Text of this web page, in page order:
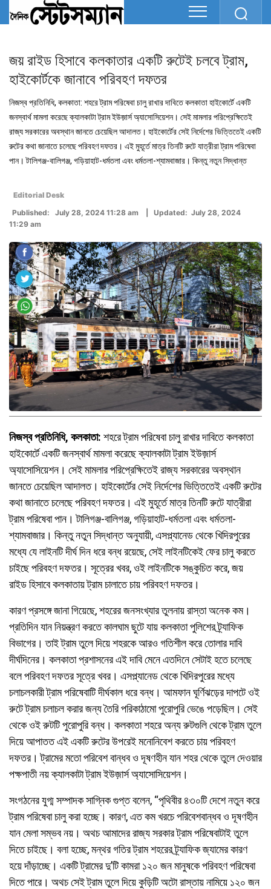
জয় রাইড হিসাবে কলকাতার একটি রুটেই চলবে ট্রাম,
হাইকোর্টকে জানাবে পরিবহণ দফতর
নিজস্ব প্রতিনিধি, কলকাতা: শহরে ট্রাম পরিষেবা চালু রাখার দাবিতে কলকাতা হাইকোর্টে একটি
জনস্বার্থ মামলা করেছে ক্যালকাটা ট্রাম ইউজ়ার্স অ্যাসোসিয়েশন। সেই মামলার পরিপ্রেক্ষিতেই
রাজ্য সরকারের অবস্থান জানতে চেয়েছিল আদালত। হাইকোর্টের সেই নির্দেশের ভিত্তিতেই একটি
রুটের কথা জানাতে চলেছে পরিবহণ দফতর। এই মুহূর্তে মাত্র তিনটি রুটে যাত্রীরা ট্রাম পরিষেবা
পান। টালিগঞ্জ-বালিগঞ্জ, গড়িয়াহাট-ধর্মতলা এবং ধর্মতলা-শ্যামবাজার। কিন্তু নতুন সিদ্ধান্ত
Editorial Desk
Published: July 28, 2024 11:28 am | Updated: July 28, 2024
11:29 am
নিজস্ব প্রতিনিধি, কলকাতা: শহরে ট্রাম পরিষেবা চালু রাখার দাবিতে কলকাতা
হাইকোর্টে একটি জনস্বার্থ মামলা করেছে ক্যালকাটা ট্রাম ইউজ়ার্স
অ্যাসোসিয়েশন। সেই মামলার পরিপ্রেক্ষিতেই রাজ্য সরকারের অবস্থান
জানতে চেয়েছিল আদালত। হাইকোর্টের সেই নির্দেশের ভিত্তিতেই একটি রুটের
কথা জানাতে চলেছে পরিবহণ দফতর। এই মুহূর্তে মাত্র তিনটি রুটে যাত্রীরা
ট্রাম পরিষেবা পান। টালিগঞ্জ-বালিগঞ্জ, গড়িয়াহাট-ধর্মতলা এবং ধর্মতলা-
শ্যামবাজার। কিন্তু নতুন সিদ্ধান্ত অনুযায়ী, এসপ্ল্যানেড থেকে খিদিরপুরের
মধ্যে যে লাইনটি দীর্ঘ দিন ধরে বন্ধ রয়েছে, সেই লাইনটিকেই ফের চালু করতে
চাইছে পরিবহণ দফতর। সূত্রের খবর, ওই লাইনটিকে সঙ্কুচিত করে, জয়
রাইড হিসাবে কলকাতায় ট্রাম চালাতে চায় পরিবহণ দফতর।
কারণ প্রসঙ্গে জানা গিয়েছে, শহরের জনসংখ্যার তুলনায় রাস্তা অনেক কম।
প্রতিদিন যান নিয়ন্ত্রণ করতে কালঘাম ছুটে যায় কলকাতা পুলিশের ট্র্যাফিক
বিভাগের। তাই ট্রাম তুলে দিয়ে শহরকে আরও গতিশীল করে তোলার দাবি
দীর্ঘদিনের। কলকাতা প্রশাসনের এই দাবি মেনে এতদিনে সেটাই হতে চলেছে
বলে পরিবহণ দফতর সূত্রে খবর। এসপ্ল্যানেড থেকে খিদিরপুরের মধ্যে
চলাচলকারী ট্রাম পরিষেবাটি দীর্ঘকাল ধরে বন্ধ। আমফান ঘূর্ণিঝড়ের দাপটে ওই
রুটে ট্রাম চলাচল করার জন্য তৈরি পরিকাঠামো পুরোপুরি ভেঙে পড়েছিল। সেই
থেকে ওই রুটটি পুরোপুরি বন্ধ। কলকাতা শহরে অন্য রুটগুলি থেকে ট্রাম তুলে
দিয়ে আপাতত এই একটি রুটের উপরেই মনোনিবেশ করতে চায় পরিবহণ
দফতর। ট্রামের মতো পরিবেশ বান্ধব ও দূষণহীন যান শহর থেকে তুলে দেওয়ার
পক্ষপাতী নয় ক্যালকাটা ট্রাম ইউজ়ার্স অ্যাসোসিয়েশন।
সংগঠনের যুগ্ম সম্পাদক সাগ্নিক গুপ্ত বলেন, “পৃথিবীর ৪৩০টি দেশে নতুন করে
ট্রাম পরিষেবা চালু করা হচ্ছে। কারণ, এত কম খরচে পরিবেশবান্ধব ও দূষণহীন
যান মেলা সম্ভব নয়। অথচ আমাদের রাজ্য সরকার ট্রাম পরিষেবাটাই তুলে
দিতে চাইছে। বলা হচ্ছে, মন্থর গতির ট্রাম শহরের ট্র্যাফিক জ্যামের কারণ
হয়ে দাঁড়াচ্ছে। একটি ট্রামের দু’টি কামরা ১২০ জন মানুষকে পরিবহণ পরিষেবা
দিতে পারে। অথচ সেই ট্রাম তুলে দিয়ে কুড়িটি অটো রাস্তায় নামিয়ে ১২০ জন